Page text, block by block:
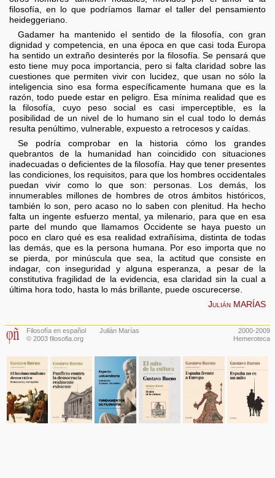
filosofía, en lo que podríamos llamar el taller del pensamiento
heideggeriano.
Gadamer ha mantenido el sentido de la filosofía, con gran
dignidad y competencia, en una época en que casi toda Europa
ha sentido un extraño desinterés por la filosofía. Se pensará que
esto tiene muy poca importancia, pero si falta claridad sobre las
cuestiones que permiten vivir con lucidez, que usan no sólo la
inteligencia sino esa forma específicamente humana que es la
razón, todo puede estar en peligro. Esa mínima realidad que es
la filosofía, cuyo peso social es casi imperceptible, es la
posibilidad de un nivel de lo humano sin el cual todo lo demás
resulta penúltimo, vulnerable, expuesto a retrocesos y caídas.
Se podría comprobar en la historia cómo los grandes
quebrantos de la humanidad han coincidido con situaciones
inadecuadas o deficientes de la filosofía. Hay que tener presentes
las condiciones, los requisitos, para que los hombres occidentales
puedan vivir como lo que son: personas. Los demás, los
innumerables millones de hombres de otros ámbitos históricos,
también lo son, pero acaso no lo saben con plenitud. Ha hecho
falta un ingente esfuerzo mental, ya milenario, para que en esa
parte del mundo que llamamos Occidente se haya puesto un
poco en claro qué es esa realidad extrañísima, distinta de todas
las demás, que es la persona humana. Por eso importa que no
se pierda, por minúscula que sea, la actitud que consiste en
indagar, con inseguridad y alguna esperanza, a pesar de la
constitutiva fragilidad de la evidencia, esa claridad sin la cual a
última hora todo, hasta lo más brillante, puede oscurecerse.
Julián MARÍAS
Filosofía en español
© 2003 filosofia.org
Julián Marías
2000-2009
Hemeroteca